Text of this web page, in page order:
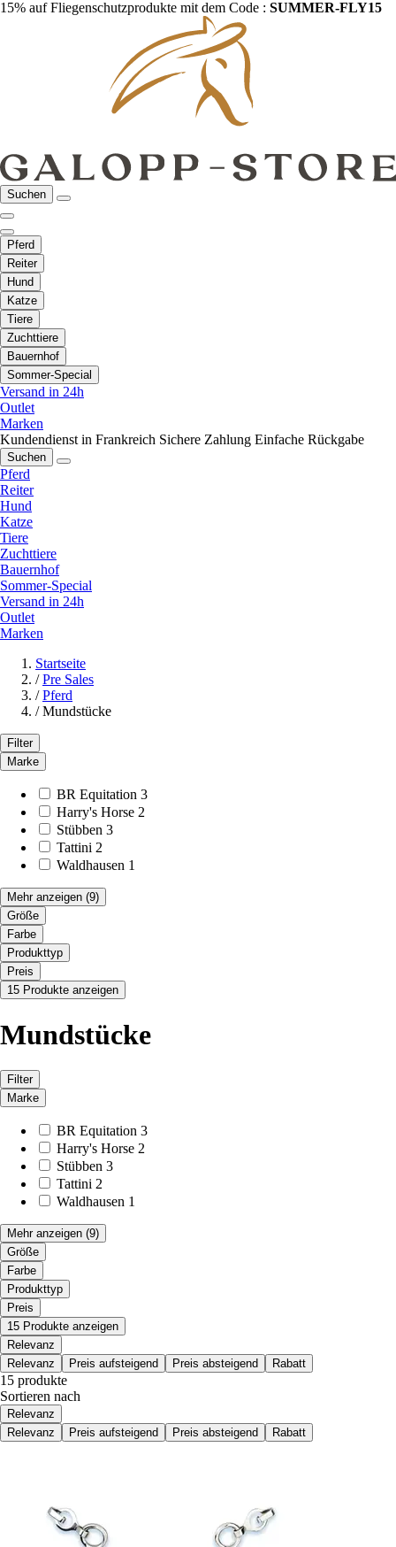
15% auf Fliegenschutzprodukte mit dem Code : SUMMER-FLY15
Suchen
Pferd
Reiter
Hund
Katze
Tiere
Zuchttiere
Bauernhof
Sommer-Special
Versand in 24h
Outlet
Marken
Kundendienst in Frankreich Sichere Zahlung Einfache Rückgabe
Suchen
Pferd
Reiter
Hund
Katze
Tiere
Zuchttiere
Bauernhof
Sommer-Special
Versand in 24h
Outlet
Marken
Startseite
/ Pre Sales
/ Pferd
/ Mundstücke
Filter
Marke
BR Equitation 3
Harry's Horse 2
Stübben 3
Tattini 2
Waldhausen 1
Mehr anzeigen (9)
Größe
Farbe
Produkttyp
Preis
15 Produkte anzeigen
Mundstücke
Filter
Marke
BR Equitation 3
Harry's Horse 2
Stübben 3
Tattini 2
Waldhausen 1
Mehr anzeigen (9)
Größe
Farbe
Produkttyp
Preis
15 Produkte anzeigen
Relevanz
Relevanz
Preis aufsteigend Preis absteigend Rabatt
15 produkte
Sortieren nach
Relevanz
Relevanz
Preis aufsteigend Preis absteigend Rabatt